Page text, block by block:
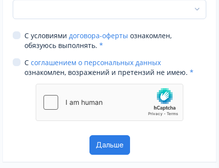
С условиями договора-оферты ознакомлен,
обязуюсь выполнять. *
С соглашением о персональных данных
ознакомлен, возражений и претензий не имею. *